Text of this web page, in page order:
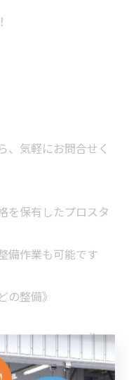
、気軽にお問合せく
を保有したプロスタ
備作業も可能です
の整備》
てみてください✌